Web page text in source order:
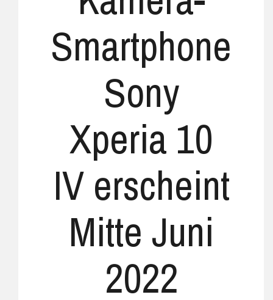
Smartphone
Sony
Xperia 10
IV erscheint
Mitte Juni
2022